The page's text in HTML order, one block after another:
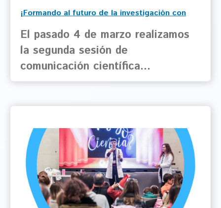
¡Formando al futuro de la investigación con
ARISTOS!
El pasado 4 de marzo realizamos
la segunda sesión de
comunicación científica…